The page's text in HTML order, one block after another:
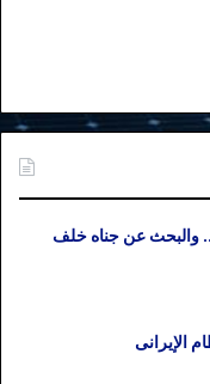
والبحث عن جناه خلف
اﻹیرانی